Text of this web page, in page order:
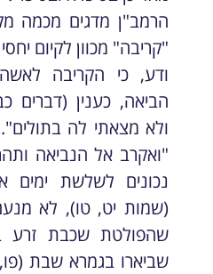
הרמב"ן מדגים מכמה
"קריבה" מכוון לקיום
ודע, כי הקריבה
הביאה, כענין (דברים
ולא מצאתי לה
"ואקרב אל הנביאה
נכונים לשלשת
(שמות יט, טו), לא
שהפולטת שכבת זרע
שביארו בגמרא שבת